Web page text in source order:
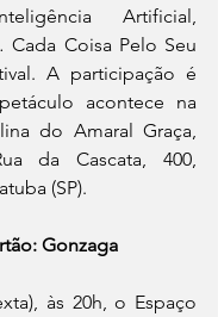
Artificial,
Cada Coisa Pelo Seu
A participação é
acontece na
do Amaral Graça,
da Cascata, 400,
(SP).
Gonzaga
às 20h, o Espaço